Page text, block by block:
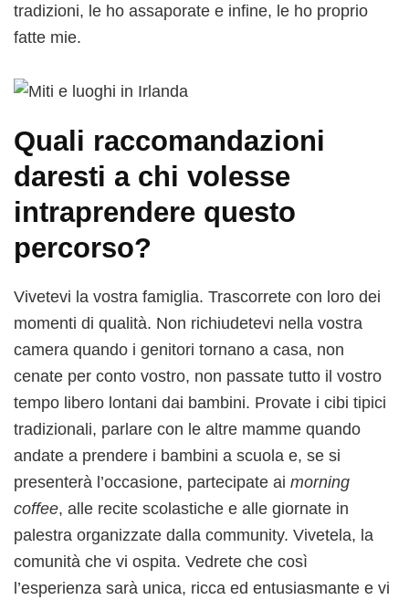
tradizioni, le ho assaporate e infine, le ho proprio
fatte mie.
Quali raccomandazioni
daresti a chi volesse
intraprendere questo
percorso?
Vivetevi la vostra famiglia. Trascorrete con loro dei
momenti di qualità. Non richiudetevi nella vostra
camera quando i genitori tornano a casa, non
cenate per conto vostro, non passate tutto il vostro
tempo libero lontani dai bambini. Provate i cibi tipici
tradizionali, parlare con le altre mamme quando
andate a prendere i bambini a scuola e, se si
presenterà l’occasione, partecipate ai morning
coffee, alle recite scolastiche e alle giornate in
palestra organizzate dalla community. Vivetela, la
comunità che vi ospita. Vedrete che così
l’esperienza sarà unica, ricca ed entusiasmante e vi